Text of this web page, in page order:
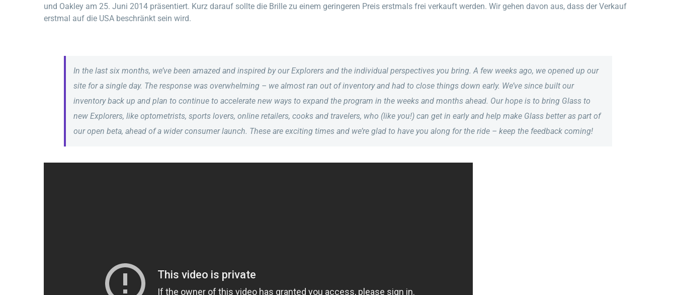
und Oakley am 25. Juni 2014 präsentiert. Kurz darauf sollte die Brille zu einem geringeren Preis erstmals frei verkauft werden. Wir gehen davon aus, dass der Verkauf
erstmal auf die USA beschränkt sein wird.
In the last six months, we’ve been amazed and inspired by our Explorers and the individual perspectives you bring. A few weeks ago, we opened up our
site for a single day. The response was overwhelming – we almost ran out of inventory and had to close things down early. We’ve since built our
inventory back up and plan to continue to accelerate new ways to expand the program in the weeks and months ahead. Our hope is to bring Glass to
new Explorers, like optometrists, sports lovers, online retailers, cooks and travelers, who (like you!) can get in early and help make Glass better as part of
our open beta, ahead of a wider consumer launch. These are exciting times and we’re glad to have you along for the ride – keep the feedback coming!